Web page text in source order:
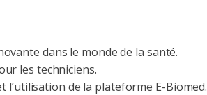
dans le monde de la santé.
les techniciens.
l’utilisation de la plateforme E-Biomed.